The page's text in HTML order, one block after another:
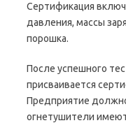
Сертификация
давления, массы
порошка.
После успешного
присваивается
Предприятие
огнетушители